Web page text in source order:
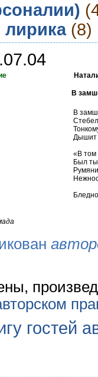
(8)
В
В
Дышит
«В том
Был
гостей